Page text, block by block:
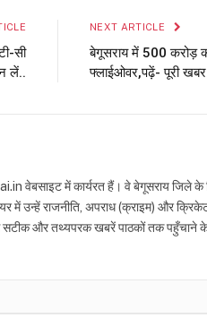
सी
लें..
NEXT ARTICLE
बेगूसराय में 500 करोड़
फ्लाईओवर,पढ़ें- पूरी
वेबसाइट में कार्यरत हैं। वे बेगूसराय जिले के
में उन्हें राजनीति, अपराध (क्राइम) और
और तथ्यपरक खबरें पाठकों तक पहुँचाने के